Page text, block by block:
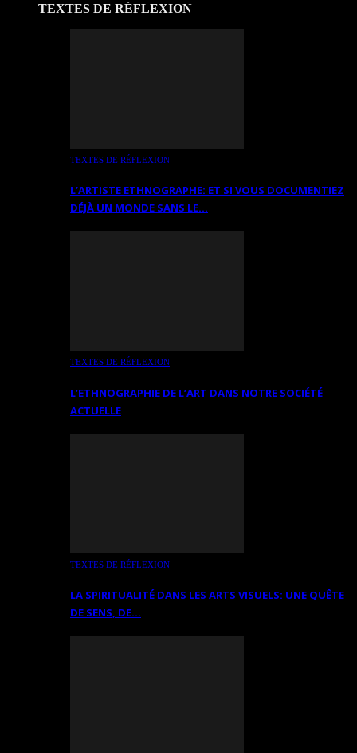
TEXTES DE RÉFLEXION
TEXTES DE RÉFLEXION
L’ARTISTE ETHNOGRAPHE: ET SI VOUS DOCUMENTIEZ
DÉJÀ UN MONDE SANS LE…
TEXTES DE RÉFLEXION
L’ETHNOGRAPHIE DE L’ART DANS NOTRE SOCIÉTÉ
ACTUELLE
TEXTES DE RÉFLEXION
LA SPIRITUALITÉ DANS LES ARTS VISUELS: UNE QUÊTE
DE SENS, DE…